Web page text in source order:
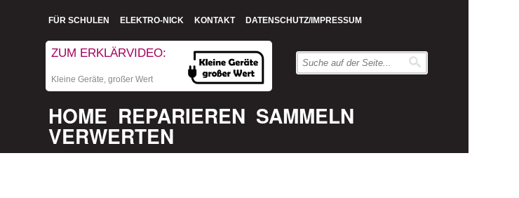
FÜR SCHULEN ELEKTRO-NICK KONTAKT DATENSCHUTZ/IMPRESSUM
ZUM ERKLÄRVIDEO:
Kleine Geräte, großer Wert
HOME REPARIEREN SAMMELN
VERWERTEN